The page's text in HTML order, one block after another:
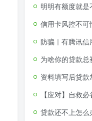
明明有额度就是不
信用卡风控不可怕，
防骗｜有腾讯信用分
为啥你的贷款总
资料填写后贷款却被
【应对】自救必备！信
贷款还不上怎么办？贷